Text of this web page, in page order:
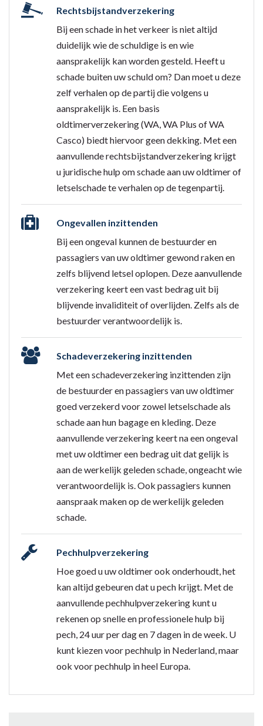
Rechtsbijstandverzekering
Bij een schade in het verkeer is niet altijd
duidelijk wie de schuldige is en wie
aansprakelijk kan worden gesteld. Heeft u
schade buiten uw schuld om? Dan moet u deze
zelf verhalen op de partij die volgens u
aansprakelijk is. Een basis
oldtimerverzekering (WA, WA Plus of WA
Casco) biedt hiervoor geen dekking. Met een
aanvullende rechtsbijstandverzekering krijgt
u juridische hulp om schade aan uw oldtimer of
letselschade te verhalen op de tegenpartij.
Ongevallen inzittenden
Bij een ongeval kunnen de bestuurder en
passagiers van uw oldtimer gewond raken en
zelfs blijvend letsel oplopen. Deze aanvullende
verzekering keert een vast bedrag uit bij
blijvende invaliditeit of overlijden. Zelfs als de
bestuurder verantwoordelijk is.
Schadeverzekering inzittenden
Met een schadeverzekering inzittenden zijn
de bestuurder en passagiers van uw oldtimer
goed verzekerd voor zowel letselschade als
schade aan hun bagage en kleding. Deze
aanvullende verzekering keert na een ongeval
met uw oldtimer een bedrag uit dat gelijk is
aan de werkelijk geleden schade, ongeacht wie
verantwoordelijk is. Ook passagiers kunnen
aanspraak maken op de werkelijk geleden
schade.
Pechhulpverzekering
Hoe goed u uw oldtimer ook onderhoudt, het
kan altijd gebeuren dat u pech krijgt. Met de
aanvullende pechhulpverzekering kunt u
rekenen op snelle en professionele hulp bij
pech, 24 uur per dag en 7 dagen in de week. U
kunt kiezen voor pechhulp in Nederland, maar
ook voor pechhulp in heel Europa.